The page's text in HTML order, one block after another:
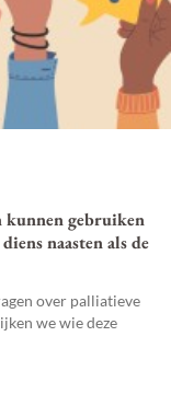
kunnen gebruiken
naasten als de
over palliatieve
we wie deze